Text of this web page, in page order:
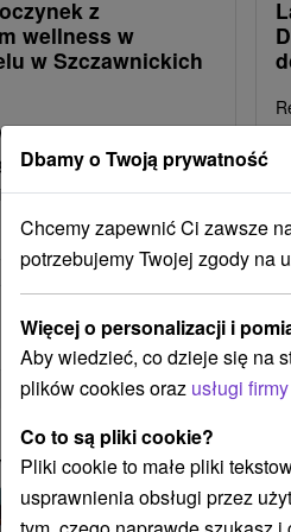
z
wellness w
w Szczawnickich
relaksem,
i komfortem, które
Twojego urlopu będzie
Dbamy o Twoją prywatność
Chcemy zapewnić Ci zawsze
potrzebujemy Twojej zgody na
Więcej o personalizacji i
Aby wiedzieć, co dzieje się na
plików cookies oraz usługi
Co to są pliki cookie?
Pliki cookie to małe pliki
usprawnienia obsługi przez